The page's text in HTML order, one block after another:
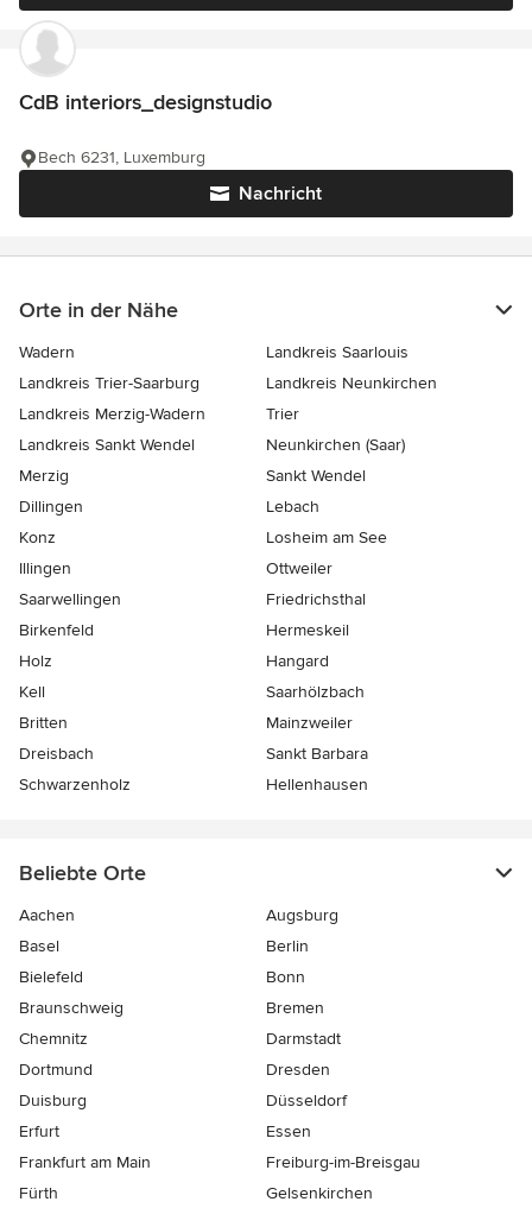
CdB interiors_designstudio
Nachricht
Bech 6231, Luxemburg
Orte in der Nähe
Wadern
Landkreis Saarlouis
Landkreis Trier-Saarburg
Landkreis Neunkirchen
Landkreis Merzig-Wadern
Trier
Landkreis Sankt Wendel
Neunkirchen (Saar)
Merzig
Sankt Wendel
Dillingen
Lebach
Konz
Losheim am See
Illingen
Ottweiler
Saarwellingen
Friedrichsthal
Birkenfeld
Hermeskeil
Holz
Hangard
Kell
Saarhölzbach
Britten
Mainzweiler
Dreisbach
Sankt Barbara
Schwarzenholz
Hellenhausen
Beliebte Orte
Aachen
Augsburg
Basel
Berlin
Bielefeld
Bonn
Braunschweig
Bremen
Chemnitz
Darmstadt
Dortmund
Dresden
Duisburg
Düsseldorf
Erfurt
Essen
Frankfurt am Main
Freiburg-im-Breisgau
Fürth
Gelsenkirchen